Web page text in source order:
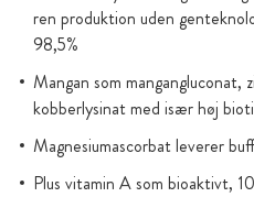
ren produktion uden
98,5%
Mangan som mangangluconat,
kobberlysinat med især høj
Magnesiumascorbat leverer
Plus vitamin A som bioaktivt,